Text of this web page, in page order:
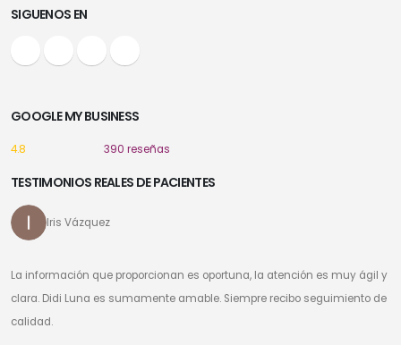
SIGUENOS EN
GOOGLE MY BUSINESS
4.8 390 reseñas
TESTIMONIOS REALES DE PACIENTES
Iris Vázquez
La información que proporcionan es oportuna, la atención es muy ágil y
clara. Didi Luna es sumamente amable. Siempre recibo seguimiento de
calidad.